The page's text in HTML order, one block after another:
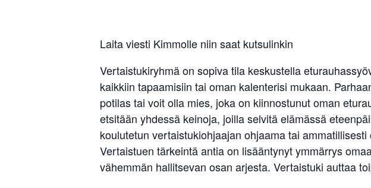
Laita viesti Kimmolle niin saat kutsulinkin
Vertaistukiryhmä on sopiva tila keskustella
kaikkiin tapaamisiin tai oman kalenterisi mukaan.
potilas tai voit olla mies, joka on kiinnostunut oman
etsitään yhdessä keinoja, joilla selvitä elämässä
koulutetun vertaistukiohjaajan ohjaama tai ammatillisesti
Vertaistuen tärkeintä antia on lisääntynyt ymmärrys
vähemmän hallitsevan osan arjesta. Vertaistuki auttaa